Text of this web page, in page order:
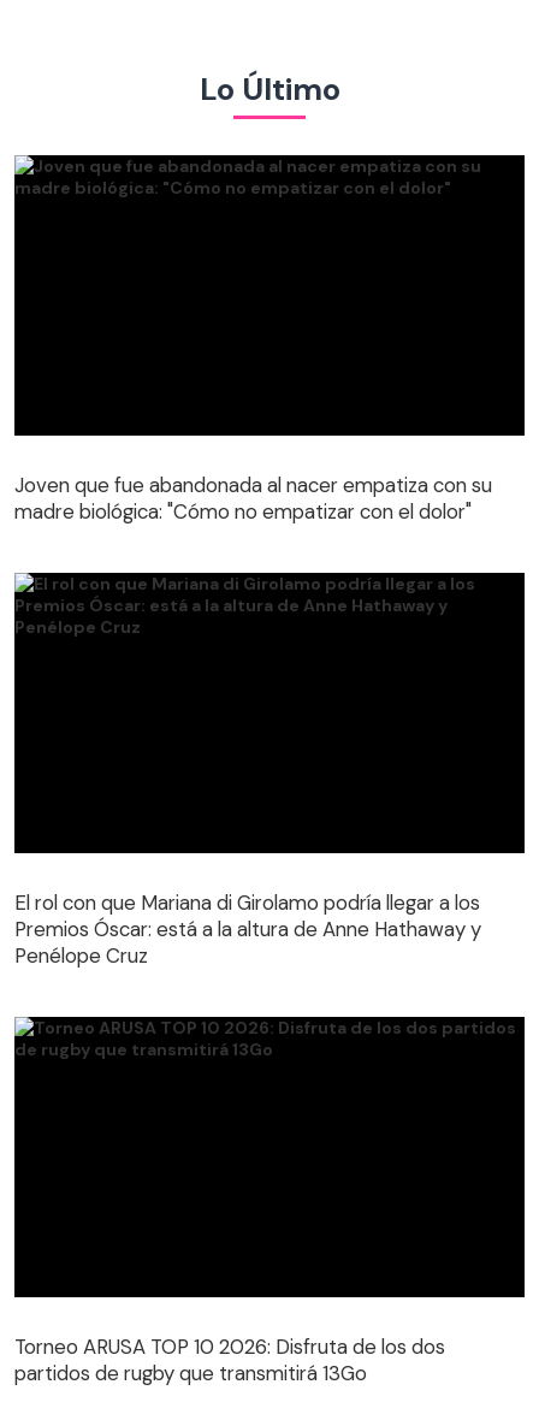
Lo Último
madre biológica: "Cómo no empatizar con el dolor"
Joven que fue abandonada al nacer empatiza con su
madre biológica: "Cómo no empatizar con el dolor"
El rol con que Mariana di Girolamo podría llegar a los
Premios Óscar: está a la altura de Anne Hathaway y
Penélope Cruz
Torneo ARUSA TOP 10 2026: Disfruta de los dos
partidos de rugby que transmitirá 13Go